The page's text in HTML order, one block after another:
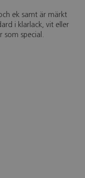
ek samt är märkt
i klarlack, vit eller
som special.